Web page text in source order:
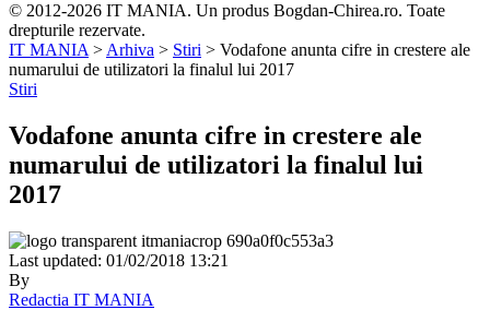
© 2012-2026 IT MANIA. Un produs Bogdan-Chirea.ro. Toate
drepturile rezervate.
IT MANIA > Arhiva > Stiri > Vodafone anunta cifre in crestere ale
numarului de utilizatori la finalul lui 2017
Stiri
Vodafone anunta cifre in crestere ale
numarului de utilizatori la finalul lui
2017
Last updated: 01/02/2018 13:21
By
Redactia IT MANIA